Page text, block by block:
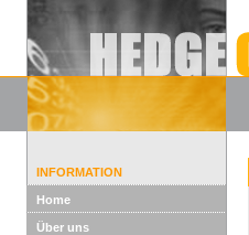
INFORMATION
Home
Über uns